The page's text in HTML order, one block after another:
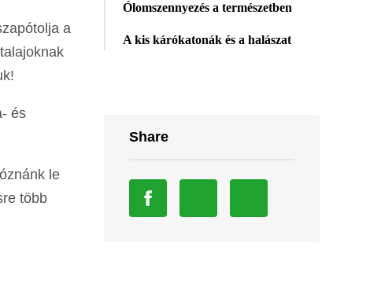
a
és
le
több
Ólomszennyezés a természetben
A kis kárókatonák és a halászat
Share